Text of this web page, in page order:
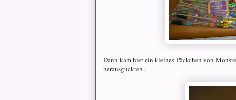
Dann kam hier ein kleines Päckchen von
herausguckten...